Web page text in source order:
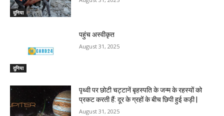
दुनिया
दुनिया
पहुंच अस्वीकृत
August 31, 2025
पृथ्वी पर छोटी चट्टानें बृहस्पति के जन्म के रहस्यों को
प्रकट करती हैं: दूर के ग्रहों के बीच छिपी हुई कड़ी |
August 31, 2025